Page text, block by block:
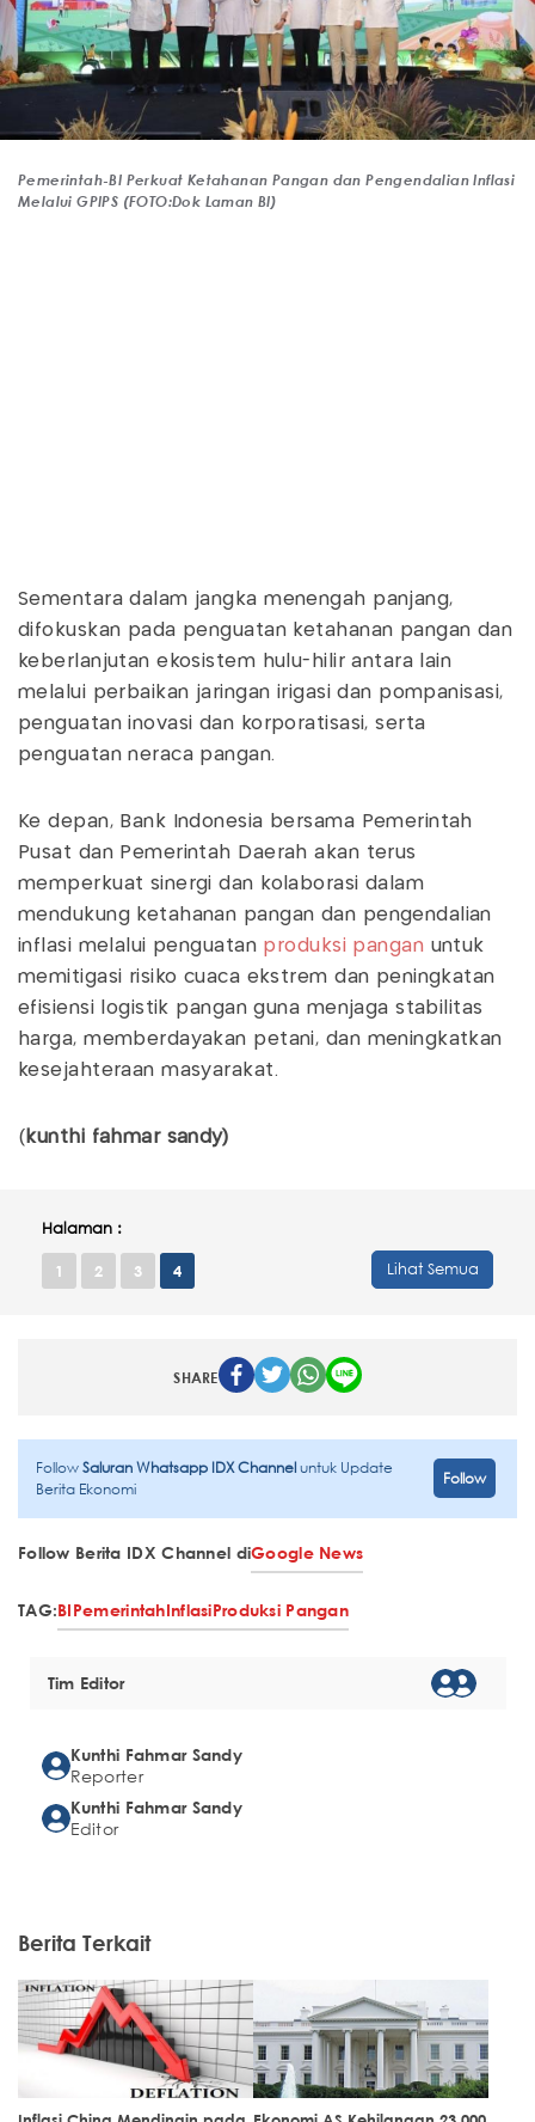
Pemerintah-BI Perkuat Ketahanan Pangan dan Pengendalian Inflasi
Melalui GPIPS (FOTO:Dok Laman BI)
Sementara dalam jangka menengah panjang,
difokuskan pada penguatan ketahanan pangan dan
keberlanjutan ekosistem hulu-hilir antara lain
melalui perbaikan jaringan irigasi dan pompanisasi,
penguatan inovasi dan korporatisasi, serta
penguatan neraca pangan.
Ke depan, Bank Indonesia bersama Pemerintah
Pusat dan Pemerintah Daerah akan terus
memperkuat sinergi dan kolaborasi dalam
mendukung ketahanan pangan dan pengendalian
inflasi melalui penguatan produksi pangan untuk
memitigasi risiko cuaca ekstrem dan peningkatan
efisiensi logistik pangan guna menjaga stabilitas
harga, memberdayakan petani, dan meningkatkan
kesejahteraan masyarakat.
( kunthi fahmar sandy)
Halaman :
1 2 3 4 Lihat Semua
SHARE
FollowSaluran Whatsapp IDX Channeluntuk Update
Berita Ekonomi
Follow
Follow Berita IDX Channel diGoogle News
TAG:BIPemerintahInflasiProduksi Pangan
Tim Editor
Kunthi Fahmar Sandy
Reporter
Kunthi Fahmar Sandy
Editor
Berita Terkait